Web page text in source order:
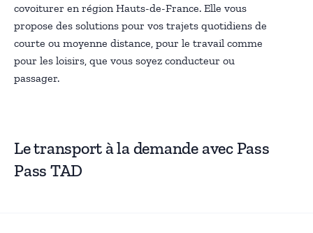
covoiturer en région Hauts-de-France. Elle vous
propose des solutions pour vos trajets quotidiens de
courte ou moyenne distance, pour le travail comme
pour les loisirs, que vous soyez conducteur ou
passager.
Le transport à la demande avec Pass
Pass TAD